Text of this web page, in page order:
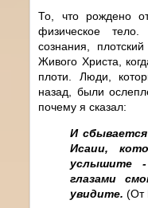
То, что рождено
физическое тело.
сознания,
Живого Христа,
плоти. Люди,
назад, были
почему я сказал:
И
Исаии,
услышите
глазами
увидите.(От